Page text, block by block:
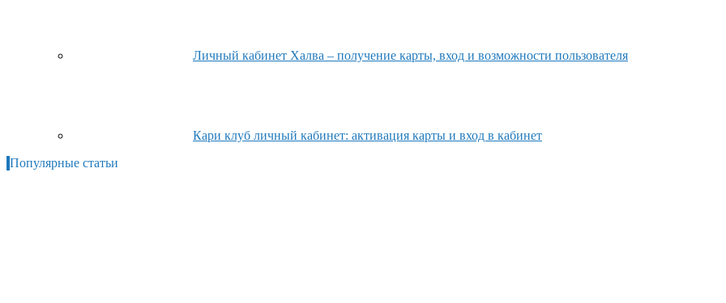
Личный кабинет Халва – получение карты, вход и возможности пользователя
Кари клуб личный кабинет: активация карты и вход в кабинет
Популярные статьи